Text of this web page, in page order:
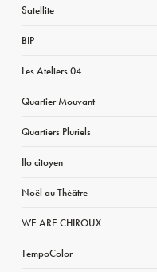
Satellite
BIP
Les Ateliers 04
Quartier Mouvant
Quartiers Pluriels
Ilo citoyen
Noël au Théâtre
WE ARE CHIROUX
TempoColor